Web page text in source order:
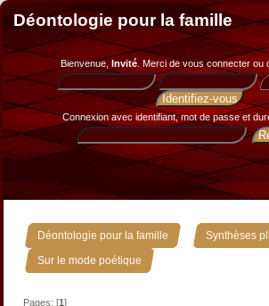
Déontologie pour la famille
Bienvenue, Invité. Merci devous connecter ou
Connexion avec identifiant, mot de passe et
Déontologie pour la famille » Synthèses
Sur le mode poétique
Pages: [1]